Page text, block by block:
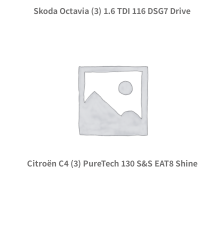
Skoda Octavia (3) 1.6 TDI 116 DSG7 Drive
Citroën C4 (3) PureTech 130 S&S EAT8 Shine